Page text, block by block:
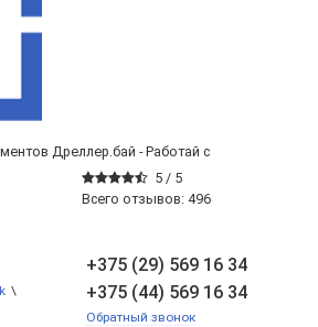
Дреллер.бай - Работай с
5 / 5
Всего отзывов: 496
+375 (29) 569 16 34
+375 (44) 569 16 34
Обратный звонок
\